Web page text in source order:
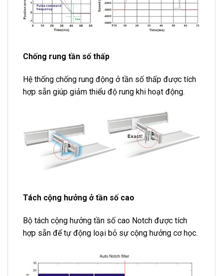
Chống rung tần số thấp
Hệ thống chống rung động ở tần số thấp được tích
hợp sẵn giúp giảm thiểu độ rung khi hoạt động.
Tách cộng hưởng ở tần số cao
Bộ tách cộng hưởng tần số cao Notch được tích
hợp sẵn để tự động loại bỏ sự cộng hưởng cơ học.